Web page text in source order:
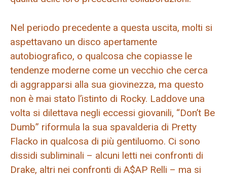
Nel periodo precedente a questa uscita, molti si
aspettavano un disco apertamente
autobiografico, o qualcosa che copiasse le
tendenze moderne come un vecchio che cerca
di aggrapparsi alla sua giovinezza, ma questo
non è mai stato l’istinto di Rocky. Laddove una
volta si dilettava negli eccessi giovanili, “Don’t Be
Dumb” riformula la sua spavalderia di Pretty
Flacko in qualcosa di più gentiluomo. Ci sono
dissidi subliminali – alcuni letti nei confronti di
Drake, altri nei confronti di A$AP Relli – ma si